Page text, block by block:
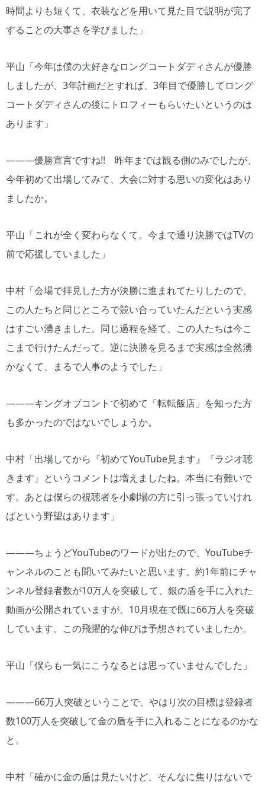
時間よりも短くて、衣装などを用いて見た目で説明が完了
することの大事さを学びました」
平山「今年は僕の大好きなロングコートダディさんが優勝
しましたが、3年計画だとすれば、3年目で優勝してロング
コートダディさんの後にトロフィーもらいたいというのは
あります」
―――優勝宣言ですね!! 昨年までは観る側のみでしたが、
今年初めて出場してみて、大会に対する思いの変化はあり
ましたか。
平山「これが全く変わらなくて。今まで通り決勝ではTVの
前で応援していました」
中村「会場で拝見した方が決勝に進まれてたりしたので、
この人たちと同じところで競い合っていたんだという実感
はすごい湧きました。同じ過程を経て、この人たちは今こ
こまで行けたんだって。逆に決勝を見るまで実感は全然湧
かなくて、まるで人事のようでした」
―――キングオブコントで初めて「転転飯店」を知った方
も多かったのではないでしょうか。
中村「出場してから『初めてYouTube見ます』『ラジオ聴
きます』というコメントは増えましたね。本当に有難いで
す。あとは僕らの視聴者を小劇場の方に引っ張っていけれ
ばという野望はあります」
―――ちょうどYouTubeのワードが出たので、YouTubeチ
ャンネルのことも聞いてみたいと思います。約1年前にチャ
ンネル登録者数が10万人を突破して、銀の盾を手に入れた
動画が公開されていますが、10月現在で既に66万人を突破
しています。この飛躍的な伸びは予想されていましたか。
平山「僕らも一気にこうなるとは思っていませんでした」
―――66万人突破ということで、やはり次の目標は登録者
数100万人を突破して金の盾を手に入れることになるのかな
と。
中村「確かに金の盾は見たいけど、そんなに焦りはないで